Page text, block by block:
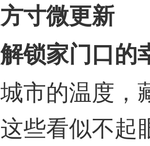
方寸微更新
解锁家门口的
城市的温度，
这些看似不起